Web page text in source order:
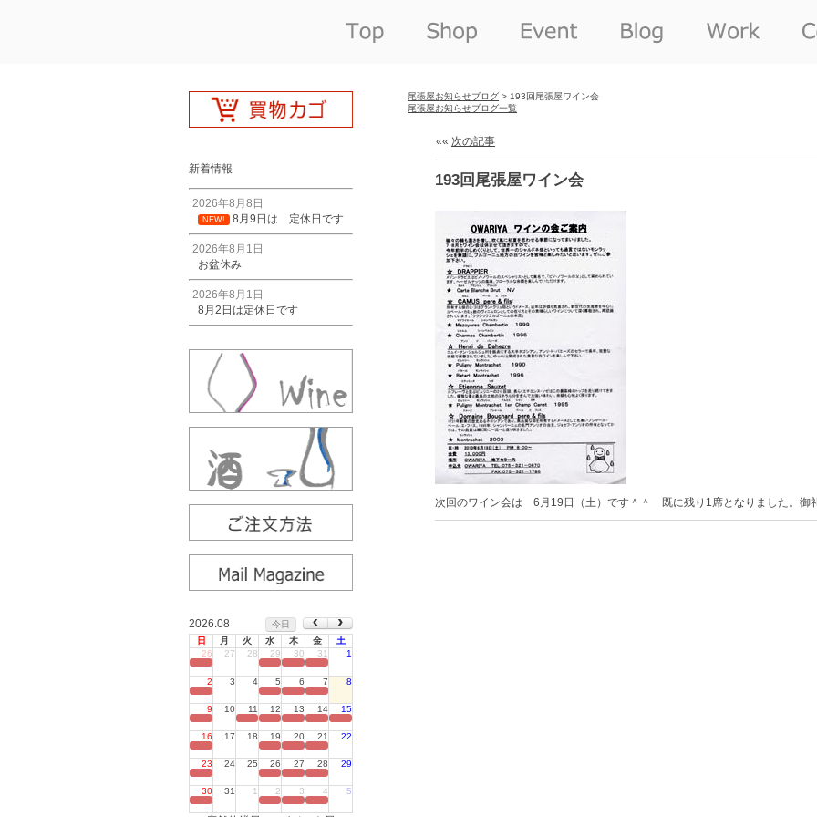
新着情報
2026年8月8日
NEW! 8月9日は 定休日です
2026年8月1日
お盆休み
2026年8月1日
8月2日は定休日です
2026.08
今日
日
月 火 水 木 金
土
26
27 28 29 30 31 1
2 3 4 5 6 7 8
9 10 11 12 13 14 15
16 17 18 19 20 21 22
23 24 25 26 27 28 29
30 31 1 2 3 4 5
尾張屋お知らせブログ > 193回尾張屋ワイン会
尾張屋お知らせブログ一覧
«« 次の記事
193回尾張屋ワイン会
次回のワイン会は 6月19日（土）です＾＾ 既に残り1席となりました。御